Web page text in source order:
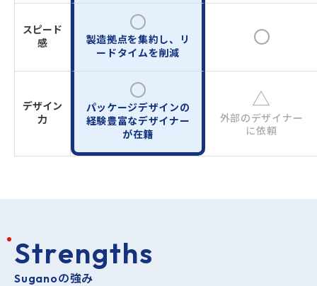
スピード
感
製造拠点を集約し、リ
ードタイムを削減
デザイン
力
パッケージデザインの
経験豊富なデザイナー
が在籍
△
外部のデザイナー
に依頼
Suganoの強み
Strengths